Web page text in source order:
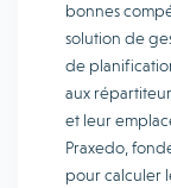
bonnes
solution de
de
aux
et leur
Praxedo,
pour calculer